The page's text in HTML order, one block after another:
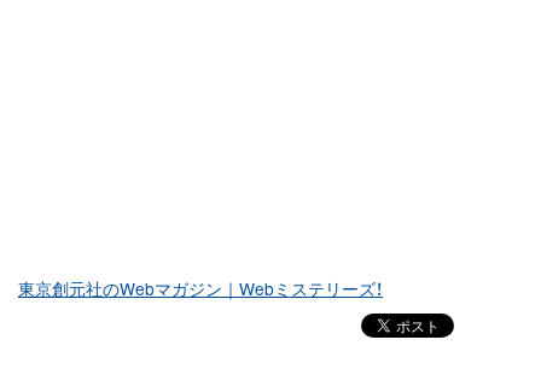
東京創元社のWebマガジン｜Webミステリーズ！